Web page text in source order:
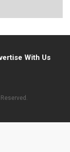
With Us